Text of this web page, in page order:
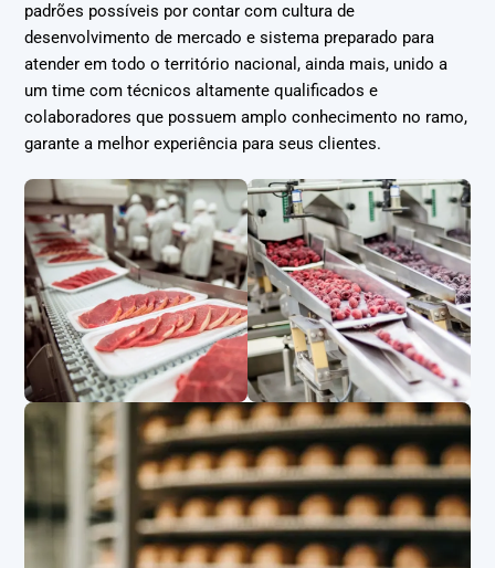
padrões possíveis por contar com cultura de
desenvolvimento de mercado e sistema preparado para
atender em todo o território nacional, ainda mais, unido a
um time com técnicos altamente qualificados e
colaboradores que possuem amplo conhecimento no ramo,
garante a melhor experiência para seus clientes.